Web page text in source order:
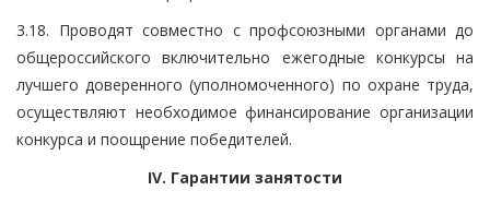
3.18. Проводят совместно с профсоюзными органами до
общероссийского включительно ежегодные конкурсы на
лучшего доверенного (уполномоченного) по охране труда,
осуществляют необходимое финансирование организации
конкурса и поощрение победителей.
IV. Гарантии занятости